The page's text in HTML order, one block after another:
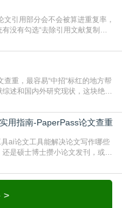
没有勾选“去除引用文献复制
一一对应，著录项符合GB/T
，标点用半角）；查重系统识别
述和国内外研究现状，这块绝对
材或别人写好的综述段落，系统
描述也是不可避免，比如“本文采
用指南-PaperPass论文查重
ai论文工具能解决论文写作哪些
是硕士博士攒小论文发刊，或是
改不到点上，交上去才发现重复
工具，这些痛点基本都能高效解
>